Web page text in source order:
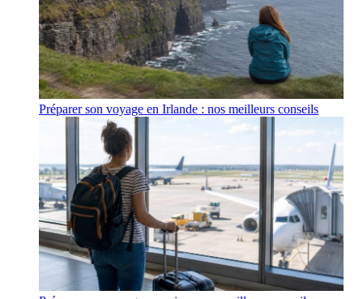
Préparer son voyage en Irlande : nos meilleurs conseils